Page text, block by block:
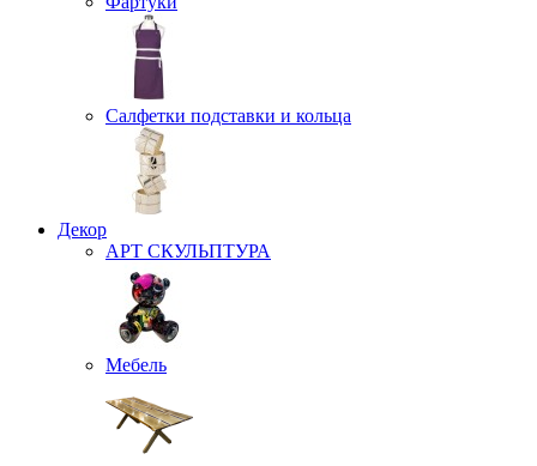
Салфетки подставки и кольца
Декор
АРТ СКУЛЬПТУРА
Мебель